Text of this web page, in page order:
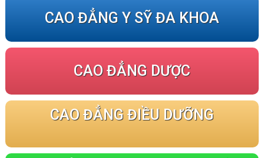
CAO ĐẲNG Y SỸ ĐA KHOA
CAO ĐẲNG DƯỢC
CAO ĐẲNG ĐIỀU DƯỠNG